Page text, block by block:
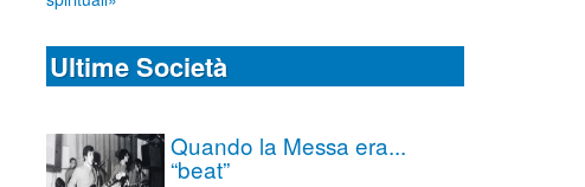
Ultime Società
Quando la Messa era...
“beat”